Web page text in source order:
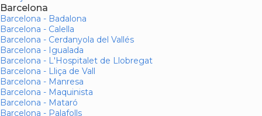
Barcelona
Barcelona - Badalona
Barcelona - Calella
Barcelona - Cerdanyola del Vallés
Barcelona - Igualada
Barcelona - L'Hospitalet de Llobregat
Barcelona - Lliça de Vall
Barcelona - Manresa
Barcelona - Maquinista
Barcelona - Mataró
Barcelona - Palafolls